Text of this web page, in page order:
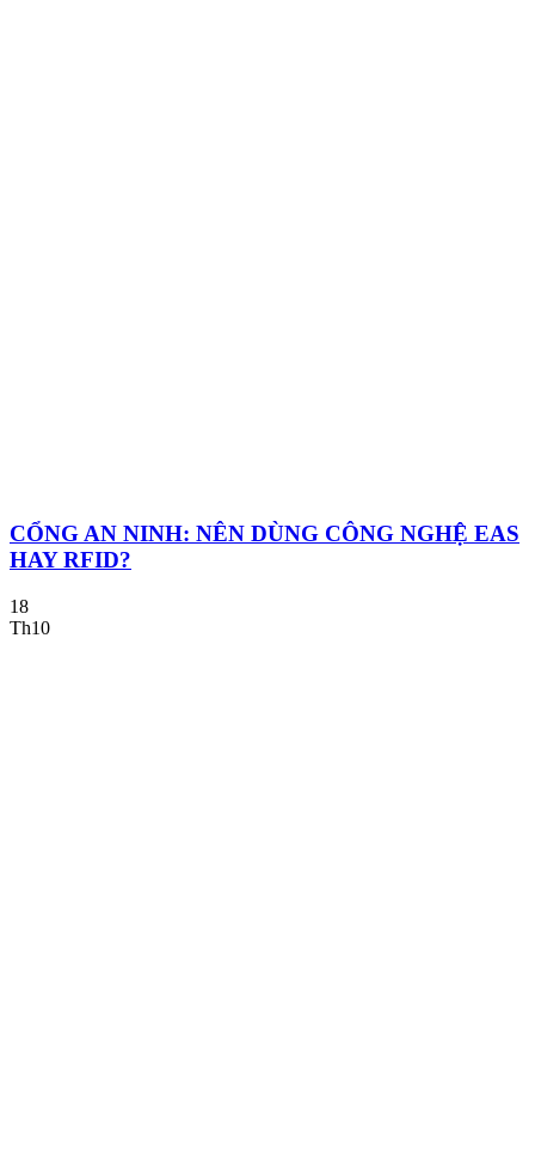
CỔNG AN NINH: NÊN DÙNG CÔNG NGHỆ EAS
HAY RFID?
18
Th10